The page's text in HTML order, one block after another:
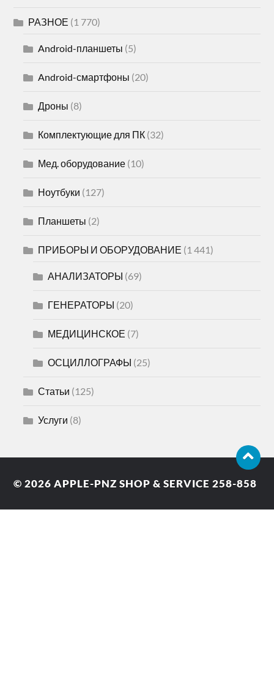
РАЗНОЕ (1 770)
Android-планшеты (5)
Android-смартфоны (20)
Дроны (8)
Комплектующие для ПК (32)
Мед. оборудование (10)
Ноутбуки (127)
Планшеты (2)
ПРИБОРЫ И ОБОРУДОВАНИЕ (1 441)
АНАЛИЗАТОРЫ (69)
ГЕНЕРАТОРЫ (20)
МЕДИЦИНСКОЕ (7)
ОСЦИЛЛОГРАФЫ (25)
Статьи (125)
Услуги (8)
© 2026APPLE-PNZ SHOP & SERVICE 258-858